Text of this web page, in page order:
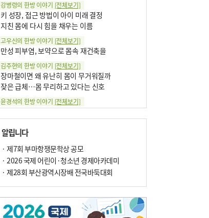
강병령의 한방 이야기 [전체보기]
키 성장, 접근 방법이 아이 미래 결정
지친 몸에 다시 힘을 채우는 이름
고우신의 한방 이야기 [전체보기]
만성 피부염, 보약으로 몸속 재건축을
김주현의 한방 이야기 [전체보기]
장마철이면 왜 유난히 몸이 무거워질까
잦은 급체…몸 무리하고 있다는 신호
윤경석의 한방 이야기 [전체보기]
땀 멈추려 하지 말고 원인부터 찾아야
손 떨림, 늙음 증거일까 질병 신호일까
윤화정의 한방 이야기
냉기 직접 닿으면 ‘구안와사’ 위험
의료 다이제스트[전체보기]
환자경험평가 지역 1위·전국 2위 外
이유림의 한방 이야기[전체보기]
한방치료, 통증 관리의 새 해법
알립니다
· 제7회 부마항쟁문학상 공모
· 2026 국제 어린이·청소년 경제아카데미
· 제28회 부산광역시장배 전국바둑대회